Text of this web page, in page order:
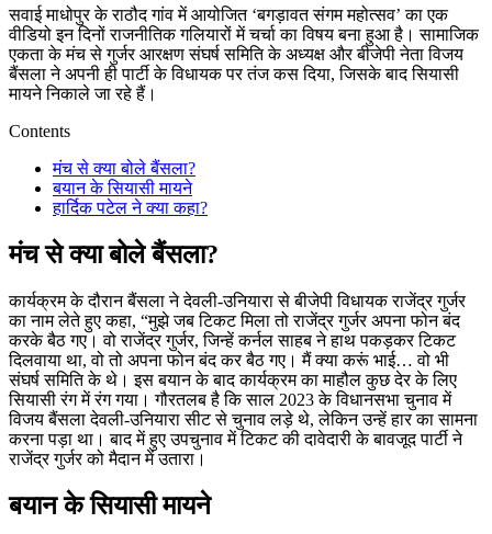
सवाई माधोपुर के राठौद गांव में आयोजित ‘बगड़ावत संगम महोत्सव’ का एक
वीडियो इन दिनों राजनीतिक गलियारों में चर्चा का विषय बना हुआ है। सामाजिक
एकता के मंच से गुर्जर आरक्षण संघर्ष समिति के अध्यक्ष और बीजेपी नेता विजय
बैंसला ने अपनी ही पार्टी के विधायक पर तंज कस दिया, जिसके बाद सियासी
मायने निकाले जा रहे हैं।
Contents
मंच से क्या बोले बैंसला?
बयान के सियासी मायने
हार्दिक पटेल ने क्या कहा?
मंच से क्या बोले बैंसला?
कार्यक्रम के दौरान बैंसला ने देवली-उनियारा से बीजेपी विधायक राजेंद्र गुर्जर
का नाम लेते हुए कहा, “मुझे जब टिकट मिला तो राजेंद्र गुर्जर अपना फोन बंद
करके बैठ गए। वो राजेंद्र गुर्जर, जिन्हें कर्नल साहब ने हाथ पकड़कर टिकट
दिलवाया था, वो तो अपना फोन बंद कर बैठ गए। मैं क्या करूं भाई… वो भी
संघर्ष समिति के थे। इस बयान के बाद कार्यक्रम का माहौल कुछ देर के लिए
सियासी रंग में रंग गया। गौरतलब है कि साल 2023 के विधानसभा चुनाव में
विजय बैंसला देवली-उनियारा सीट से चुनाव लड़े थे, लेकिन उन्हें हार का सामना
करना पड़ा था। बाद में हुए उपचुनाव में टिकट की दावेदारी के बावजूद पार्टी ने
राजेंद्र गुर्जर को मैदान में उतारा।
बयान के सियासी मायने